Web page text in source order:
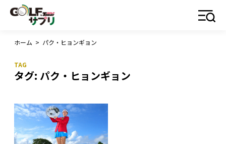
ホーム > パク・ヒョンギョン
タグ: パク・ヒョンギョン